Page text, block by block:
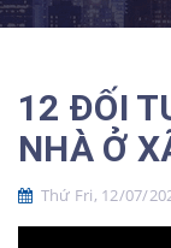
12 ĐỐI
NHÀ Ở
Thứ Fri, 12/07/